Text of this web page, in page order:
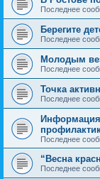
Последнее
Берегите
Последнее
Молодым
Последнее
Точка
Последнее
Последнее
“Весна
Последнее